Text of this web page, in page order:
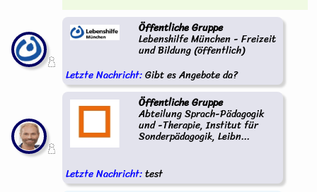
Öffentliche Gruppe
Lebenshilfe München - Freizeit
und Bildung (öffentlich)
Letzte Nachricht:Gibt es Angebote da?
Öffentliche Gruppe
Abteilung Sprach-Pädagogik
und -Therapie, Institut für
Sonderpädagogik, Leibn...
Letzte Nachricht:test